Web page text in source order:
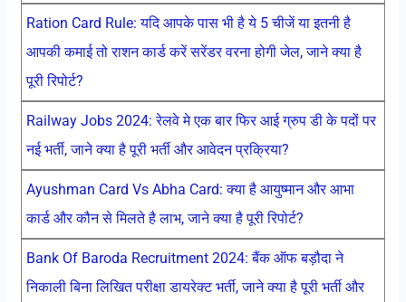
Ration Card Rule: यदि आपके पास भी है ये 5 चीजें या इतनी है
आपकी कमाई तो राशन कार्ड करें सरेंडर वरना होगी जेल, जाने क्या है
पूरी रिपोर्ट?
Railway Jobs 2024: रेलवे मे एक बार फिर आई ग्रुप डी के पदों पर
नई भर्ती, जाने क्या है पूरी भर्ती और आवेदन प्रक्रिया?
Ayushman Card Vs Abha Card: क्या है आयुष्मान और आभा
कार्ड और कौन से मिलते है लाभ, जाने क्या है पूरी रिपोर्ट?
Bank Of Baroda Recruitment 2024: बैंक ऑफ बड़ौदा ने
निकाली बिना लिखित परीक्षा डायरेक्ट भर्ती, जाने क्या है पूरी भर्ती और